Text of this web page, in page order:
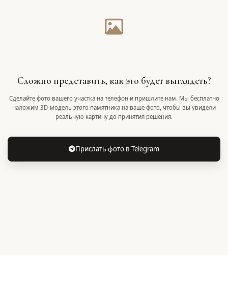
Сложно представить, как это будет выглядеть?
Сделайте фото вашего участка на телефон и пришлите нам. Мы бесплатно
наложим 3D-модель этого памятника на ваше фото, чтобы вы увидели
реальную картину до принятия решения.
Прислать фото в Telegram